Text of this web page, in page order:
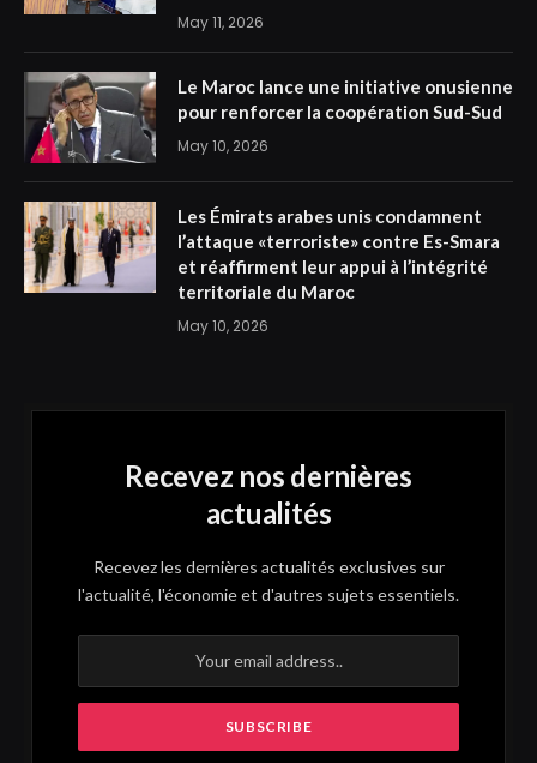
May 11, 2026
Le Maroc lance une initiative onusienne
pour renforcer la coopération Sud-Sud
May 10, 2026
Les Émirats arabes unis condamnent
l’attaque «terroriste» contre Es-Smara
et réaffirment leur appui à l’intégrité
territoriale du Maroc
May 10, 2026
Recevez nos dernières
actualités
Recevez les dernières actualités exclusives sur
l'actualité, l'économie et d'autres sujets essentiels.